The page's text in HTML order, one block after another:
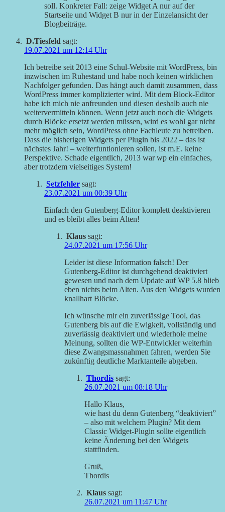
soll. Konkreter Fall: zeige Widget A nur auf der
Startseite und Widget B nur in der Einzelansicht der
Blogbeiträge.
D.Tiesfeld sagt:
19.07.2021 um 12:14 Uhr
Ich betreibe seit 2013 eine Schul-Website mit WordPress, bin
inzwischen im Ruhestand und habe noch keinen wirklichen
Nachfolger gefunden. Das hängt auch damit zusammen, dass
WordPress immer komplizierter wird. Mit dem Block-Editor
habe ich mich nie anfreunden und diesen deshalb auch nie
weitervermitteln können. Wenn jetzt auch noch die Widgets
durch Blöcke ersetzt werden müssen, wird es wohl gar nicht
mehr möglich sein, WordPress ohne Fachleute zu betreiben.
Dass die bisherigen Widgets per Plugin bis 2022 – das ist
nächstes Jahr! – weiterfuntionieren sollen, ist m.E. keine
Perspektive. Schade eigentlich, 2013 war wp ein einfaches,
aber trotzdem vielseitiges System!
Setzfehler sagt:
23.07.2021 um 00:39 Uhr
Einfach den Gutenberg-Editor komplett deaktivieren
und es bleibt alles beim Alten!
Klaus sagt:
24.07.2021 um 17:56 Uhr
Leider ist diese Information falsch! Der
Gutenberg-Editor ist durchgehend deaktiviert
gewesen und nach dem Update auf WP 5.8 blieb
eben nichts beim Alten. Aus den Widgets wurden
knallhart Blöcke.
Ich wünsche mir ein zuverlässige Tool, das
Gutenberg bis auf die Ewigkeit, vollständig und
zuverlässig deaktiviert und wiederhole meine
Meinung, sollten die WP-Entwickler weiterhin
diese Zwangsmassnahmen fahren, werden Sie
zukünftig deutliche Marktanteile abgeben.
Thordis sagt:
26.07.2021 um 08:18 Uhr
Hallo Klaus,
wie hast du denn Gutenberg “deaktiviert”
– also mit welchem Plugin? Mit dem
Classic Widget-Plugin sollte eigentlich
keine Änderung bei den Widgets
stattfinden.
Gruß,
Thordis
Klaus sagt:
26.07.2021 um 11:47 Uhr